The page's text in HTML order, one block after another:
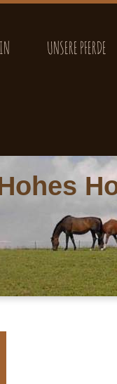
UNSERE PFERDE